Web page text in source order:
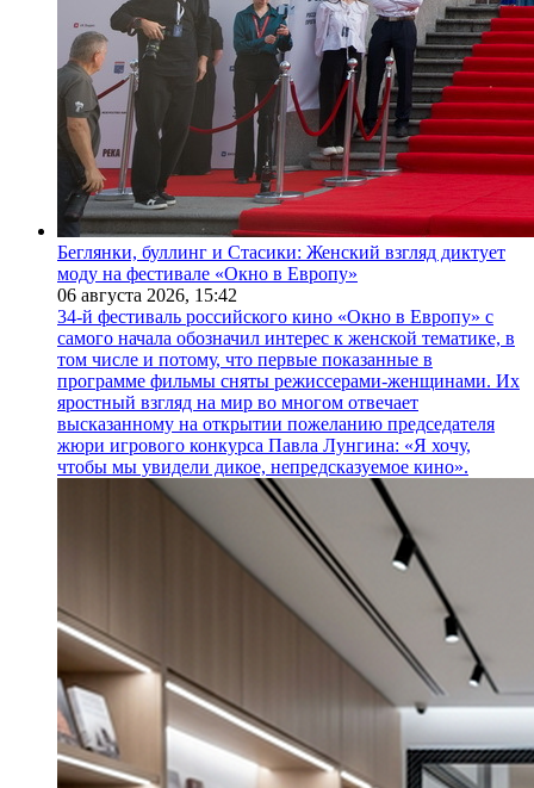
Беглянки, буллинг и Стасики: Женский взгляд диктует
моду на фестивале «Окно в Европу»
06 августа 2026, 15:42
34-й фестиваль российского кино «Окно в Европу» с
самого начала обозначил интерес к женской тематике, в
том числе и потому, что первые показанные в
программе фильмы сняты режиссерами-женщинами. Их
яростный взгляд на мир во многом отвечает
высказанному на открытии пожеланию председателя
жюри игрового конкурса Павла Лунгина: «Я хочу,
чтобы мы увидели дикое, непредсказуемое кино».